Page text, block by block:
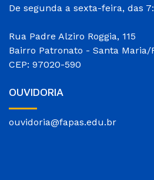
De segunda a sexta-feira, das
Rua Padre Alziro Roggia, 115
Bairro Patronato - Santa Maria/
CEP: 97020-590
OUVIDORIA
ouvidoria@fapas.edu.br